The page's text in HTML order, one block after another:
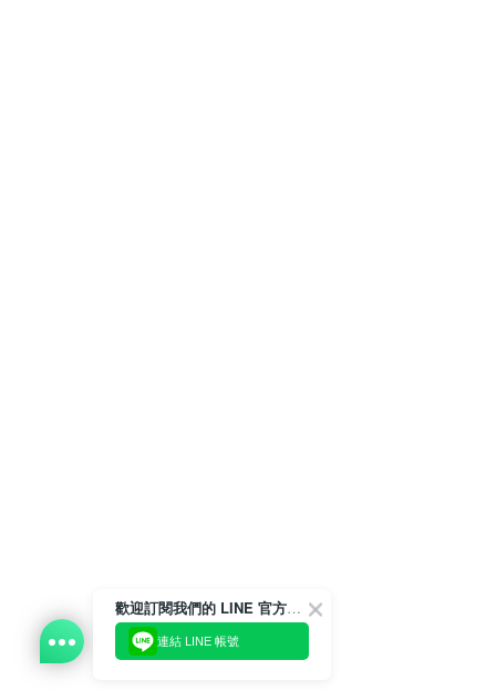
歡迎訂閱我們的 LINE 官方帳號
連結 LINE 帳號